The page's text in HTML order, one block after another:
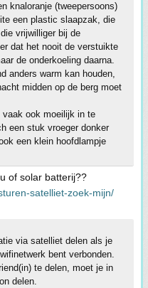
knaloranje (tweepersoons)
een plastic slaapzak, die
vrijwilliger bij de
dat het nooit de verstuikte
de onderkoeling daarna.
anders warm kan houden,
midden op de berg moet
vaak ook moeilijk in te
een stuk vroeger donker
een klein hoofdlampje
of solar batterij??
satelliet-zoek-mijn/
via satelliet delen als je
bent verbonden.
te delen, moet je in
delen.